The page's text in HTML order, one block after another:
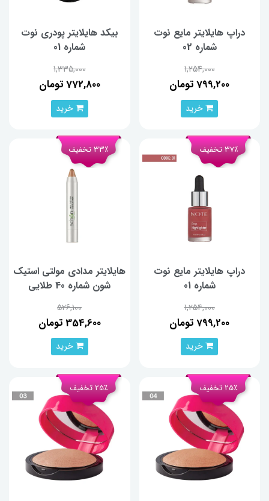
دراپ هایلایتر مایع نوت
شماره 02
1,254,000
799,200 تومان
خرید
بیکد هایلایتر پودری نوت
شماره 01
1,335,000
772,800 تومان
خرید
دراپ هایلایتر مایع نوت
شماره 01
1,254,000
799,200 تومان
37٪ تخفیف
خرید
هایلایتر مدادی مولتی استیک
شون شماره 40 طلایی
526,100
354,600 تومان
33٪ تخفیف
خرید
25٪ تخفیف 25٪ تخفیف